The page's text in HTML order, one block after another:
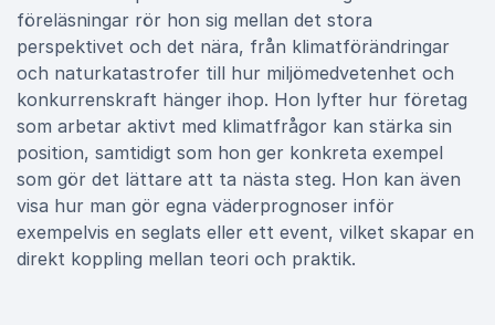
föreläsningar rör hon sig mellan det stora
perspektivet och det nära, från klimatförändringar
och naturkatastrofer till hur miljömedvetenhet och
konkurrenskraft hänger ihop. Hon lyfter hur företag
som arbetar aktivt med klimatfrågor kan stärka sin
position, samtidigt som hon ger konkreta exempel
som gör det lättare att ta nästa steg. Hon kan även
visa hur man gör egna väderprognoser inför
exempelvis en seglats eller ett event, vilket skapar en
direkt koppling mellan teori och praktik.